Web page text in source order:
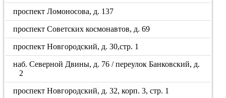
проспект Ломоносова, д. 137
проспект Советских космонавтов, д. 69
проспект Новгородский, д. 30,стр. 1
наб. Северной Двины, д. 76 / переулок Банковский, д.
2
проспект Новгородский, д. 32, корп. 3, стр. 1